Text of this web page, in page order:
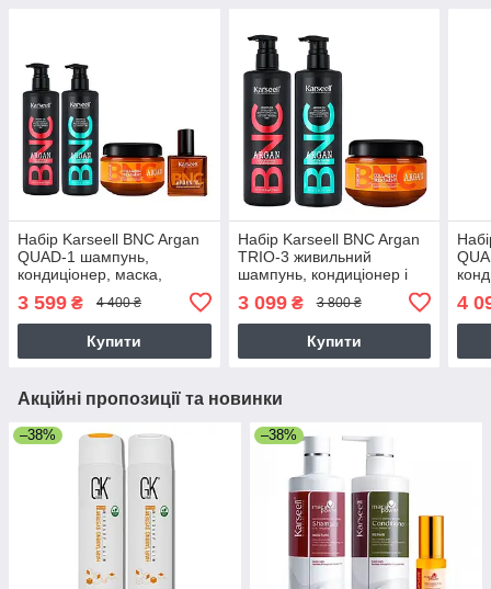
Набір Karseell BNC Argan
QUAD-1 шампунь,
кондиціонер, маска,
волосся, 500//500/550/60
мл
3 599 ₴ 4 400 ₴
Купити
Набір Karseell BNC Argan
TRIO-3 живильний
шампунь, кондиціонер і
волосся, 500//500/550 мл
3 099₴ 3 800 ₴
Купити
мл
4
Акційні пропозиції та новинки
–38% –38%